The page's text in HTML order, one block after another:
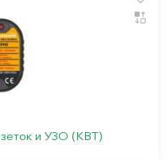
и УЗО (КВТ)